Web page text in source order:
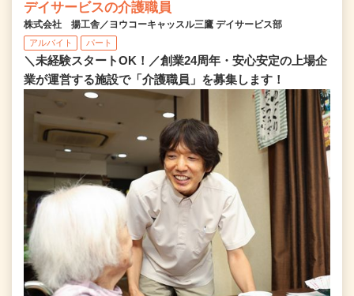
デイサービスの介護職員
株式会社 揚工舎／ヨウコーキャッスル三鷹 デイサービス部
アルバイト パート
＼未経験スタートOK！／創業24周年・安心安定の上場企
業が運営する施設で「介護職員」を募集します！